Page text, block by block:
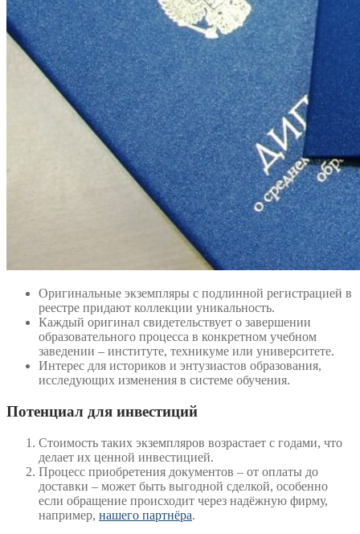
Оригинальные экземпляры с подлинной регистрацией в
реестре придают коллекции уникальность.
Каждый оригинал свидетельствует о завершении
образовательного процесса в конкретном учебном
заведении – институте, техникуме или университете.
Интерес для историков и энтузиастов образования,
исследующих изменения в системе обучения.
Потенциал для инвестиций
Стоимость таких экземпляров возрастает с годами, что
делает их ценной инвестицией.
Процесс приобретения документов – от оплаты до
доставки – может быть выгодной сделкой, особенно
если обращение происходит через надёжную фирму,
например, нашего партнёра.